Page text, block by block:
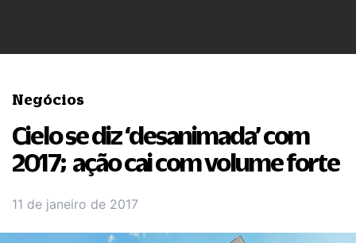
Negócios
Cielo se diz ‘desanimada’ com
2017; ação cai com volume forte
11 de janeiro de 2017